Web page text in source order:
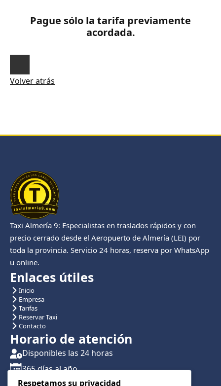
Pague sólo la tarifa previamente
acordada.
Volver atrás
Taxi Almería 9: Especialistas en traslados rápidos y con
precio cerrado desde el Aeropuerto de Almería (LEI) por
toda la provincia. Servicio 24 horas, reserva por WhatsApp
u online.
Enlaces útiles
Inicio
Empresa
Tarifas
Reservar Taxi
Contacto
Horario de atención
Disponibles las 24 horas
365 días al año
Respetamos su privacidad